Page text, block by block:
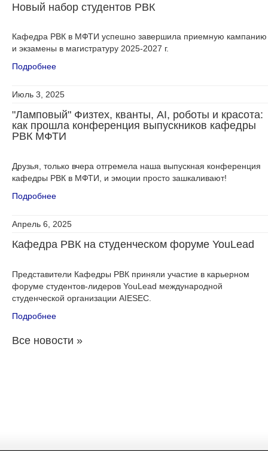
Новый набор студентов РВК
Кафедра РВК в МФТИ успешно завершила приемную кампанию
и экзамены в магистратуру 2025-2027 г.
Подробнее
Июль 3, 2025
"Ламповый" Физтех, кванты, AI, роботы и красота:
как прошла конференция выпускников кафедры
РВК МФТИ
Друзья, только вчера отгремела наша выпускная конференция
кафедры РВК в МФТИ, и эмоции просто зашкаливают!
Подробнее
Апрель 6, 2025
Кафедра РВК на студенческом форуме YouLead
Представители Кафедры РВК приняли участие в карьерном
форуме студентов-лидеров YouLead международной
студенческой организации AIESEC.
Подробнее
Все новости »